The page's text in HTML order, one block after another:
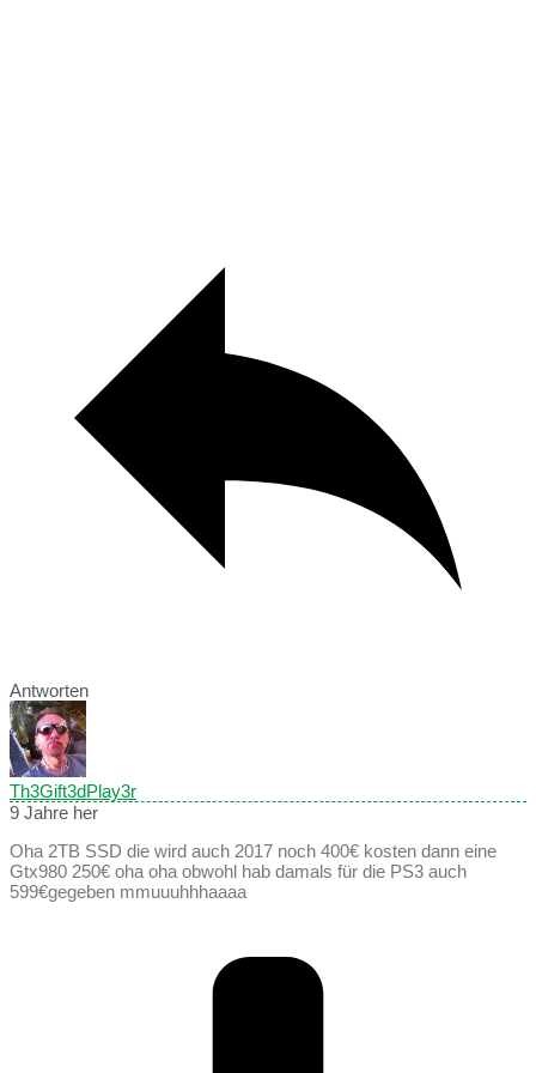
Antworten
Th3Gift3dPlay3r
9 Jahre her
Oha 2TB SSD die wird auch 2017 noch 400€ kosten dann eine
Gtx980 250€ oha oha obwohl hab damals für die PS3 auch
599€gegeben mmuuuhhhaaaa